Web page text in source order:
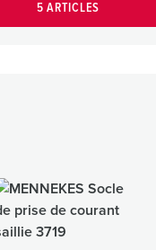
5 ARTICLES